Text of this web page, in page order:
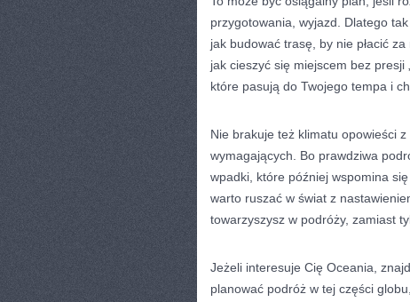
przygotowania, wyjazd. Dlatego
jak budować trasę, by nie płacić
jak cieszyć się miejscem bez presji
które pasują do Twojego tempa i
Nie brakuje też klimatu opowieści
wymagających. Bo prawdziwa
wpadki, które później wspomina
warto ruszać w świat z
towarzyszysz w podróży, zamiast
Jeżeli interesuje Cię Oceania,
planować podróż w tej części